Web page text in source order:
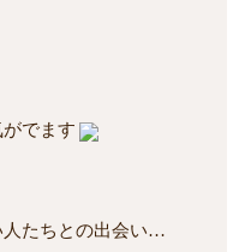
でます
人たちとの出会い…